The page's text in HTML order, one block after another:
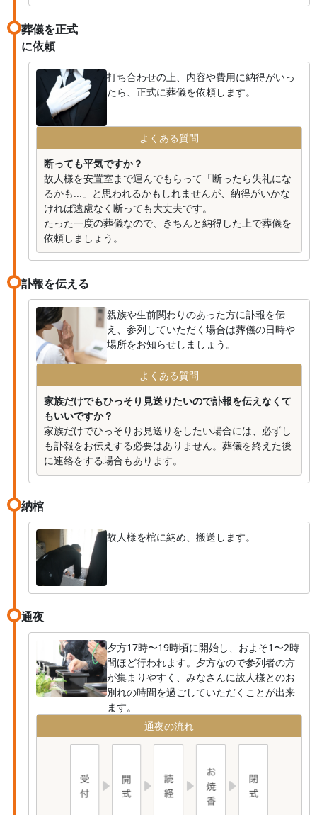
葬儀を正式
に依頼
打ち合わせの上、内容や費用に納得がいっ
たら、正式に葬儀を依頼します。
よくある質問
断っても平気ですか？
故人様を安置室まで運んでもらって「断ったら失礼にな
るかも...」と思われるかもしれませんが、納得がいかな
ければ遠慮なく断っても大丈夫です。
たった一度の葬儀なので、きちんと納得した上で葬儀を
依頼しましょう。
訃報を伝える
親族や生前関わりのあった方に訃報を伝
え、参列していただく場合は葬儀の日時や
場所をお知らせしましょう。
よくある質問
家族だけでもひっそり見送りたいので訃報を伝えなくて
もいいですか？
家族だけでひっそりお見送りをしたい場合には、必ずし
も訃報をお伝えする必要はありません。葬儀を終えた後
に連絡をする場合もあります。
納棺
故人様を棺に納め、搬送します。
通夜
夕方17時〜19時頃に開始し、およそ1〜2時
間ほど行われます。夕方なので参列者の方
が集まりやすく、みなさんに故人様とのお
別れの時間を過ごしていただくことが出来
ます。
通夜の流れ